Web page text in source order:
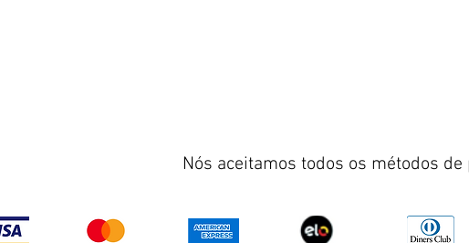
Nós aceitamos todos os métodos de